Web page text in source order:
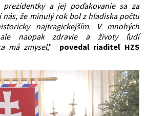
prezidentky a jej poďakovanie sa za
nás, že minulý rok bol z hľadiska počtu
najtragickejším. V mnohých
naopak zdravie a životy ľudí
má zmysel," povedal riaditeľ HZS